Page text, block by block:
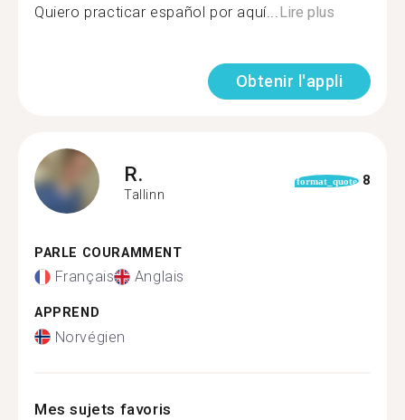
Quiero practicar español por aquí... Lire plus
Obtenir l'appli
R.
Tallinn
format_quote 8
PARLE COURAMMENT
Français Anglais
APPREND
Norvégien
Mes sujets favoris